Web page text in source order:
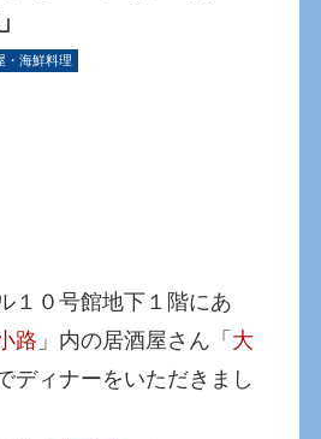
・海鮮料理
１０号館地下１階にあ
路 」内の居酒屋さん「 大
ディナーをいただきまし